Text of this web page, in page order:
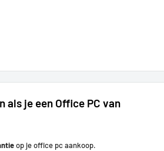
als je een Office PC van
op je office pc aankoop.